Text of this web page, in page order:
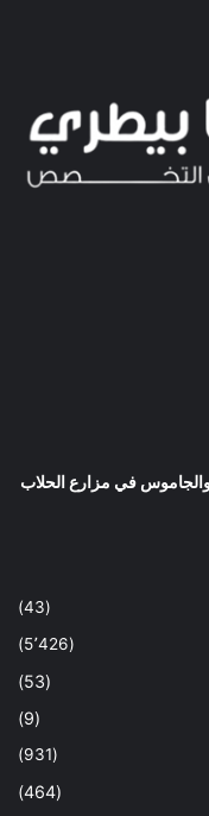
والجاموس في مزارع الحلاب
(43)
(5٬426)
(53)
(9)
(931)
(464)